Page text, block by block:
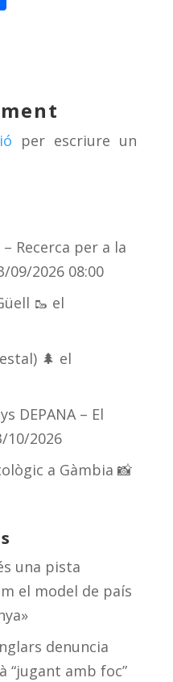
ar
te
ixper escriure un
Recerca per a la
09/2026 08:00
🥾 el
🌲 el
DEPANA – El
10/2026
a Gàmbia 📸
una pista
el model de país
denuncia
“jugant amb foc”